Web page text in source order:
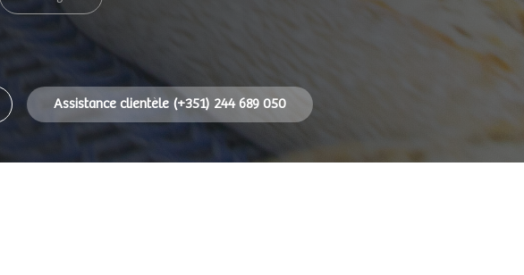
Assistance clientèle (+351) 244 689 050